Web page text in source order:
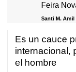
Feira
Santi M. Amil
Es un cauce
internacional,
el hombre